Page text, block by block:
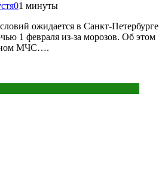
01 минуты
ожидается в Санкт-Петербурге
1 февраля из-за морозов. Об этом
МЧС….